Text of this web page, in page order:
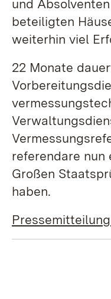
und
beteiligten
weiterhin viel
22 Monate
referendare
Großen
haben.